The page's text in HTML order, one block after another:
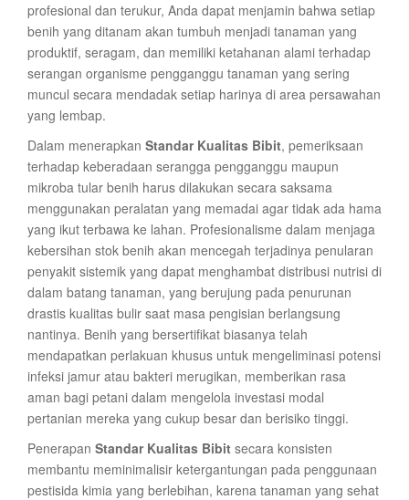
profesional dan terukur, Anda dapat menjamin bahwa setiap
benih yang ditanam akan tumbuh menjadi tanaman yang
produktif, seragam, dan memiliki ketahanan alami terhadap
serangan organisme pengganggu tanaman yang sering
muncul secara mendadak setiap harinya di area persawahan
yang lembap.
Dalam menerapkan Standar Kualitas Bibit, pemeriksaan
terhadap keberadaan serangga pengganggu maupun
mikroba tular benih harus dilakukan secara saksama
menggunakan peralatan yang memadai agar tidak ada hama
yang ikut terbawa ke lahan. Profesionalisme dalam menjaga
kebersihan stok benih akan mencegah terjadinya penularan
penyakit sistemik yang dapat menghambat distribusi nutrisi di
dalam batang tanaman, yang berujung pada penurunan
drastis kualitas bulir saat masa pengisian berlangsung
nantinya. Benih yang bersertifikat biasanya telah
mendapatkan perlakuan khusus untuk mengeliminasi potensi
infeksi jamur atau bakteri merugikan, memberikan rasa
aman bagi petani dalam mengelola investasi modal
pertanian mereka yang cukup besar dan berisiko tinggi.
Penerapan Standar Kualitas Bibit secara konsisten
membantu meminimalisir ketergantungan pada penggunaan
pestisida kimia yang berlebihan, karena tanaman yang sehat